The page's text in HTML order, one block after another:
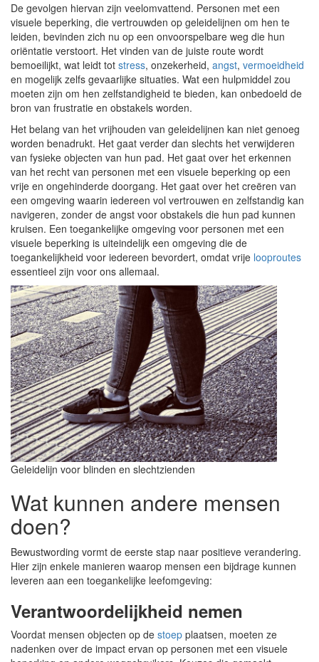
De gevolgen hiervan zijn veelomvattend. Personen met een
visuele beperking, die vertrouwden op geleidelijnen om hen te
leiden, bevinden zich nu op een onvoorspelbare weg die hun
oriëntatie verstoort. Het vinden van de juiste route wordt
bemoeilijkt, wat leidt tot stress, onzekerheid, angst, vermoeidheid
en mogelijk zelfs gevaarlijke situaties. Wat een hulpmiddel zou
moeten zijn om hen zelfstandigheid te bieden, kan onbedoeld de
bron van frustratie en obstakels worden.
Het belang van het vrijhouden van geleidelijnen kan niet genoeg
worden benadrukt. Het gaat verder dan slechts het verwijderen
van fysieke objecten van hun pad. Het gaat over het erkennen
van het recht van personen met een visuele beperking op een
vrije en ongehinderde doorgang. Het gaat over het creëren van
een omgeving waarin iedereen vol vertrouwen en zelfstandig kan
navigeren, zonder de angst voor obstakels die hun pad kunnen
kruisen. Een toegankelijke omgeving voor personen met een
visuele beperking is uiteindelijk een omgeving die de
toegankelijkheid voor iedereen bevordert, omdat vrije looproutes
essentieel zijn voor ons allemaal.
Geleidelijn voor blinden en slechtzienden
Wat kunnen andere mensen
doen?
Bewustwording vormt de eerste stap naar positieve verandering.
Hier zijn enkele manieren waarop mensen een bijdrage kunnen
leveren aan een toegankelijke leefomgeving:
Verantwoordelijkheid nemen
Voordat mensen objecten op de stoep plaatsen, moeten ze
nadenken over de impact ervan op personen met een visuele